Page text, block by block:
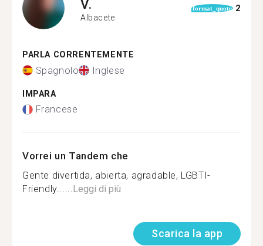
V.
Albacete
format_quote 2
PARLA CORRENTEMENTE
Spagnolo Inglese
IMPARA
Francese
Vorrei un Tandem che
Gente divertida, abierta, agradable, LGBTI-
Friendly......Leggi di più
Scarica la app